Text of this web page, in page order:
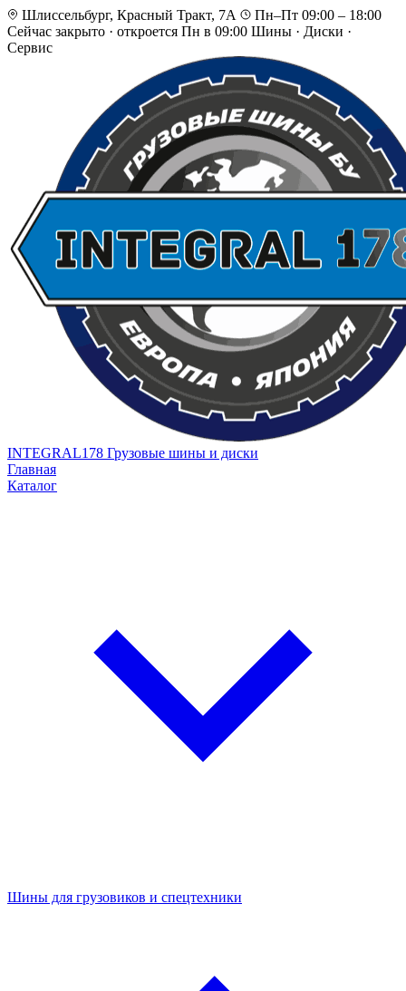
Шлиссельбург, Красный Тракт, 7А
Пн–Пт 09:00 – 18:00
Сейчас закрыто · откроется Пн в 09:00 Шины · Диски ·
Сервис
INTEGRAL178 Грузовые шины и диски
Главная
Каталог
Шины для грузовиков и спецтехники